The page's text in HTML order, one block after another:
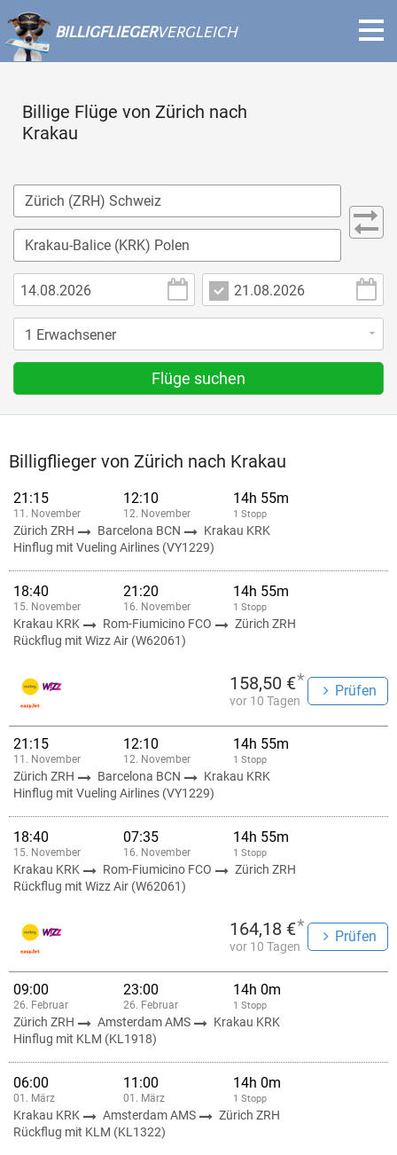
BILLIGFLIEGERVERGLEICH
Billige Flüge von Zürich nach
Krakau
Flüge suchen
Billigflieger von Zürich nach Krakau
21:15
11. November
12:10
12. November
14h 55m
1 Stopp
Zürich ZRH Barcelona BCN
Krakau KRK
Hinflug mit Vueling Airlines (VY1229)
18:40
15. November
21:20
16. November
14h 55m
1 Stopp
Krakau KRK Rom-Fiumicino FCO
Zürich ZRH
Rückflug mit Wizz Air (W62061)
158,50 €*
vor 10 Tagen
Prüfen
21:15
11. November
12:10
12. November
14h 55m
1 Stopp
Zürich ZRH Barcelona BCN
Krakau KRK
Hinflug mit Vueling Airlines (VY1229)
18:40
15. November
07:35
16. November
14h 55m
1 Stopp
Krakau KRK Rom-Fiumicino FCO
Zürich ZRH
Rückflug mit Wizz Air (W62061)
164,18 €*
vor 10 Tagen
Prüfen
09:00
26. Februar
23:00
26. Februar
14h 0m
1 Stopp
Zürich ZRH Amsterdam AMS
Krakau KRK
Hinflug mit KLM (KL1918)
06:00
01. März
11:00
01. März
14h 0m
1 Stopp
Krakau KRK Amsterdam AMS
Zürich ZRH
Rückflug mit KLM (KL1322)